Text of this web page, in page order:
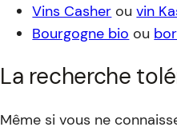
Vins Casher ouvin
Bourgogne bio ou
La recherche
Même si vous ne